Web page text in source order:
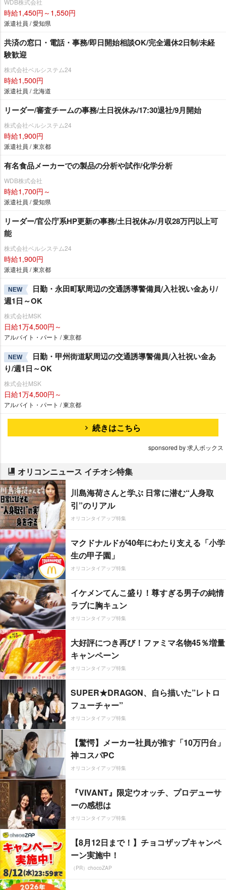
WDB株式会社
時給1,450円～1,550円
派遣社員 / 愛知県
共済の窓口・電話・事務/即日開始相談OK/完全週休2日制/未経
験歓迎
株式会社ベルシステム24
時給1,500円
派遣社員 / 北海道
リーダー/審査チームの事務/土日祝休み/17:30退社/9月開始
株式会社ベルシステム24
時給1,900円
派遣社員 / 東京都
有名食品メーカーでの製品の分析や試作/化学分析
WDB株式会社
時給1,700円～
派遣社員 / 愛知県
リーダー/官公庁系HP更新の事務/土日祝休み/月収28万円以上可
能
株式会社ベルシステム24
時給1,900円
派遣社員 / 東京都
NEW
日勤・永田町駅周辺の交通誘導警備員/入社祝い金あり/
週1日～OK
株式会社MSK
日給1万4,500円～
アルバイト・パート / 東京都
NEW
日勤・甲州街道駅周辺の交通誘導警備員/入社祝い金あ
り/週1日～OK
株式会社MSK
日給1万4,500円～
アルバイト・パート / 東京都
続きはこちら
sponsored by 求人ボックス
オリコンニュース イチオシ特集
川島海荷さんと学ぶ 日常に潜む“人身取
引”のリアル
オリコンタイアップ特集
マクドナルドが40年にわたり支える「小学
生の甲子園」
オリコンタイアップ特集
イケメンてんこ盛り！尊すぎる男子の純情
ラブに胸キュン
オリコンタイアップ特集
大好評につき再び！ファミマ名物45％増量
キャンペーン
オリコンタイアップ特集
SUPER★DRAGON、自ら描いた”レトロ
フューチャー”
オリコンタイアップ特集
【驚愕】メーカー社員が推す「10万円台」
神コスパPC
オリコンタイアップ特集
『VIVANT』限定ウオッチ、プロデューサ
ーの感想は
オリコンタイアップ特集
【8月12日まで！】チョコザップキャンペ
ーン実施中！
（PR）chocoZAP